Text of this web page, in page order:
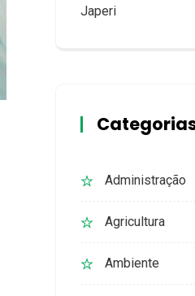
Japeri
Administração
Agricultura
Ambiente